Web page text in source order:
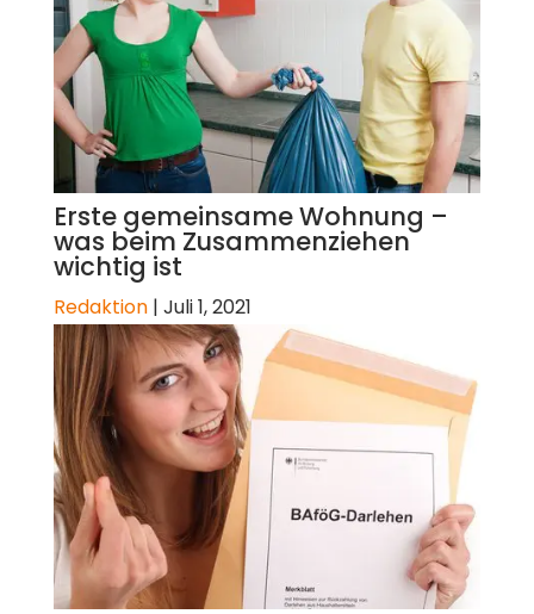
Erste gemeinsame Wohnung –
was beim Zusammenziehen
wichtig ist
Redaktion | Juli 1, 2021